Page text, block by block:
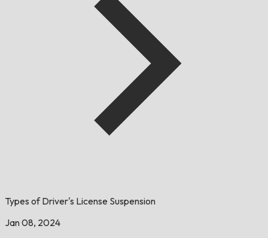
Types of Driver's License Suspension
Jan 08, 2024